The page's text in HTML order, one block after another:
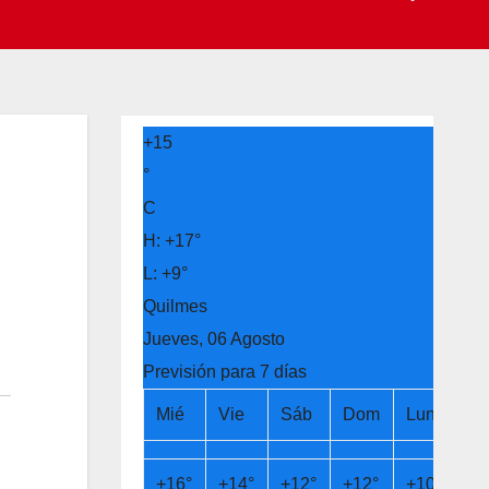
+15
°
C
H: +17°
L: +9°
Quilmes
Jueves, 06 Agosto
Previsión para 7 días
Mié Vie Sáb Dom Lun
+16° +14° +12° +12° +10°